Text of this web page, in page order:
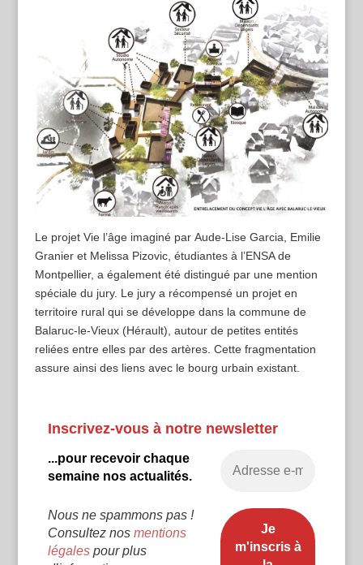
Le projet Vie l’âge imaginé par Aude-Lise Garcia, Emilie
Granier et Melissa Pizovic, étudiantes à l’ENSA de
Montpellier, a également été distingué par une mention
spéciale du jury. Le jury a récompensé un projet en
territoire rural qui se développe dans la commune de
Balaruc-le-Vieux (Hérault), autour de petites entités
reliées entre elles par des artères. Cette fragmentation
assure ainsi des liens avec le bourg urbain existant.
Inscrivez-vous à notre newsletter
...pour recevoir chaque
semaine nos actualités.
Nous ne spammons pas !
Consultez nos mentions
légalespour plus